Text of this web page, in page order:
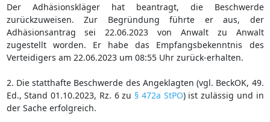
Der Adhäsionskläger hat beantragt, die Beschwerde
zurückzuweisen. Zur Begründung führte er aus, der
Adhäsionsantrag sei 22.06.2023 von Anwalt zu Anwalt
zugestellt worden. Er habe das Empfangsbekenntnis des
Verteidigers am 22.06.2023 um 08:55 Uhr zurück-erhalten.
2. Die statthafte Beschwerde des Angeklagten (vgl. BeckOK, 49.
Ed., Stand 01.10.2023, Rz. 6 zu § 472a StPO) ist zulässig und in
der Sache erfolgreich.